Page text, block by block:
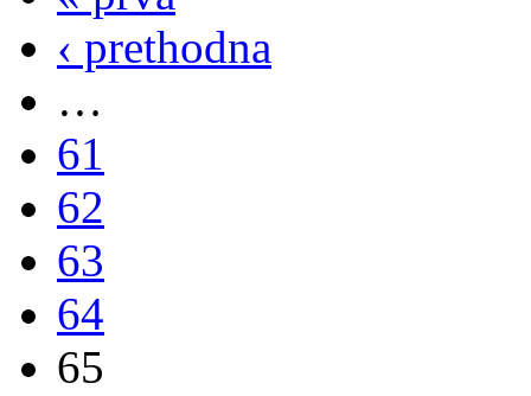
‹ prethodna
…
61
62
63
64
65